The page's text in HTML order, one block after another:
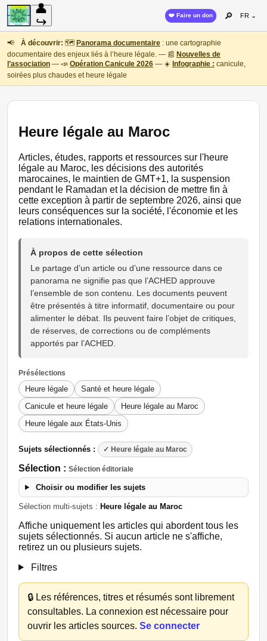
👤
↪
❤️ Faire un don 🔎 FR ⌄
📢 À découvrir: 🗺️ Panorama documentaire : une cartographie
documentaire des enjeux liés à l’heure légale. — 📰 Nouvelles de
l’association — 📣 Opération Canicule 2026 — ☀️ Infographie : canicule,
soirées plus chaudes et heure légale
Heure légale au Maroc
Articles, études, rapports et ressources sur l'heure
légale au Maroc, les décisions des autorités
marocaines, le maintien de GMT+1, la suspension
pendant le Ramadan et la décision de mettre fin à
cette exception à partir de septembre 2026, ainsi que
leurs conséquences sur la société, l'économie et les
relations internationales.
À propos de cette sélection
Le partage d’un article ou d’une ressource dans ce
panorama ne signifie pas que l’ACHED approuve
l’ensemble de son contenu. Les documents peuvent
être présentés à titre informatif, documentaire ou pour
alimenter le débat. Ils peuvent faire l’objet de critiques,
de réserves, de corrections ou de compléments
apportés par l’ACHED.
Présélections
Heure légale
Santé et heure légale
Canicule et heure légale
Heure légale au Maroc
Heure légale aux États-Unis
Sujets sélectionnés : ✓ Heure légale au Maroc
Sélection : Sélection éditoriale
Choisir ou modifier les sujets
Sélection multi-sujets : Heure légale au Maroc
Affiche uniquement les articles qui abordent tous les
sujets sélectionnés. Si aucun article ne s'affiche,
retirez un ou plusieurs sujets.
Filtres
🔒 Les références, titres et résumés sont librement
consultables. La connexion est nécessaire pour
ouvrir les articles sources. Se connecter